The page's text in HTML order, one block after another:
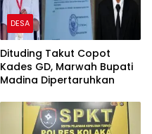
DESA
Dituding Takut Copot
Kades GD, Marwah Bupati
Madina Dipertaruhkan